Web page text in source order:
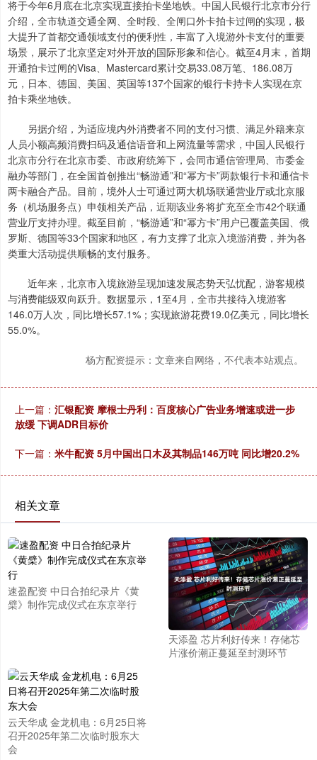
将于今年6月底在北京实现直接拍卡坐地铁。中国人民银行北京市分行
介绍，全市轨道交通全网、全时段、全闸口外卡拍卡过闸的实现，极
大提升了首都交通领域支付的便利性，丰富了入境游外卡支付的重要
场景，展示了北京坚定对外开放的国际形象和信心。截至4月末，首期
开通拍卡过闸的Visa、Mastercard累计交易33.08万笔、186.08万
元，日本、德国、美国、英国等137个国家的银行卡持卡人实现在京
拍卡乘坐地铁。
另据介绍，为适应境内外消费者不同的支付习惯、满足外籍来京
人员小额高频消费扫码及通信语音和上网流量等需求，中国人民银行
北京市分行在北京市委、市政府统筹下，会同市通信管理局、市委金
融办等部门，在全国首创推出“畅游通”和“幂方卡”两款银行卡和通信卡
两卡融合产品。目前，境外人士可通过两大机场联通营业厅或北京服
务（机场服务点）申领相关产品，近期该业务将扩充至全市42个联通
营业厅支持办理。截至目前，“畅游通”和“幂方卡”用户已覆盖美国、俄
罗斯、德国等33个国家和地区，有力支撑了北京入境游消费，并为各
类重大活动提供顺畅的支付服务。
近年来，北京市入境旅游呈现加速发展态势天弘忧配，游客规模
与消费能级双向跃升。数据显示，1至4月，全市共接待入境游客
146.0万人次，同比增长57.1%；实现旅游花费19.0亿美元，同比增长
55.0%。
杨方配资提示：文章来自网络，不代表本站观点。
上一篇： 汇银配资 摩根士丹利：百度核心广告业务增速或进一步
放缓 下调ADR目标价
下一篇： 米牛配资 5月中国出口木及其制品146万吨 同比增20.2%
相关文章
速盈配资 中日合拍纪录片《黄
檗》制作完成仪式在东京举行
天添盈 芯片利好传来！存储芯
片涨价潮正蔓延至封测环节
云天华成 金龙机电：6月25日将
召开2025年第二次临时股东大
会